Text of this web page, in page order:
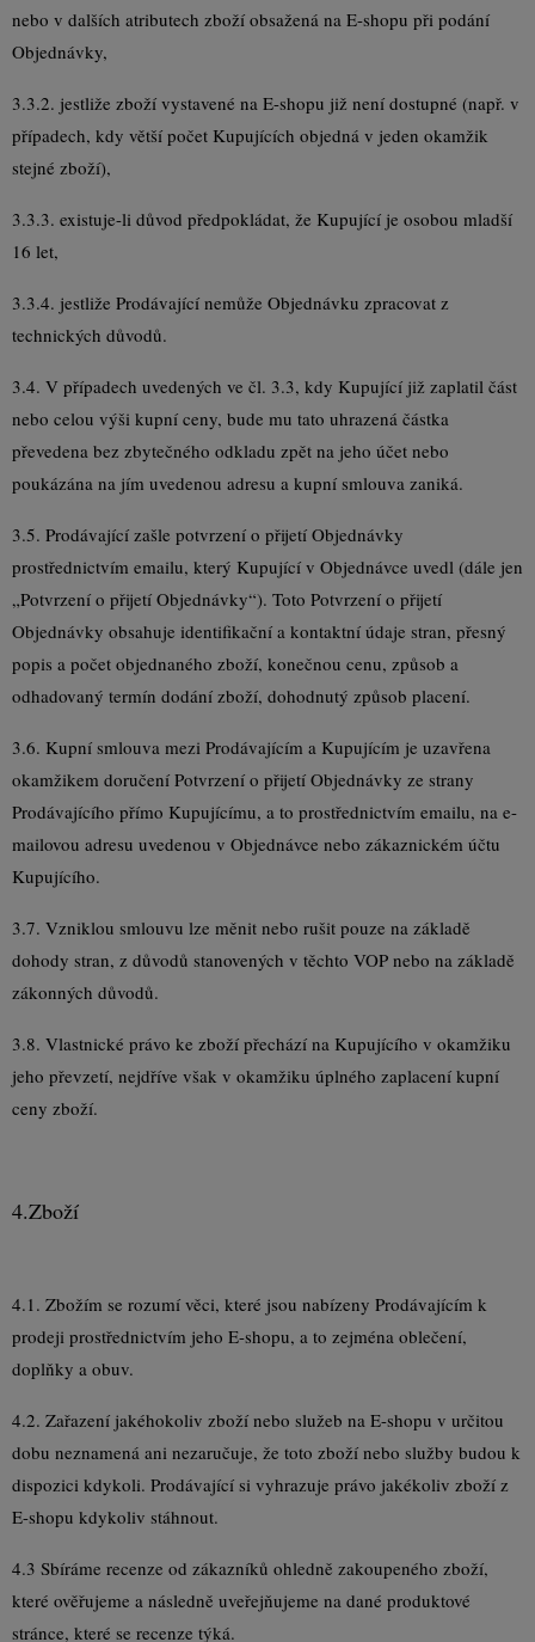
nebo v dalších atributech zboží obsažená na E-shopu při podání
Objednávky,
3.3.2. jestliže zboží vystavené na E-shopu již není dostupné (např. v
případech, kdy větší počet Kupujících objedná v jeden okamžik
stejné zboží),
3.3.3. existuje-li důvod předpokládat, že Kupující je osobou mladší
16 let,
3.3.4. jestliže Prodávající nemůže Objednávku zpracovat z
technických důvodů.
3.4. V případech uvedených ve čl. 3.3, kdy Kupující již zaplatil část
nebo celou výši kupní ceny, bude mu tato uhrazená částka
převedena bez zbytečného odkladu zpět na jeho účet nebo
poukázána na jím uvedenou adresu a kupní smlouva zaniká.
3.5. Prodávající zašle potvrzení o přijetí Objednávky
prostřednictvím emailu, který Kupující v Objednávce uvedl (dále jen
„Potvrzení o přijetí Objednávky“). Toto Potvrzení o přijetí
Objednávky obsahuje identifikační a kontaktní údaje stran, přesný
popis a počet objednaného zboží, konečnou cenu, způsob a
odhadovaný termín dodání zboží, dohodnutý způsob placení.
3.6. Kupní smlouva mezi Prodávajícím a Kupujícím je uzavřena
okamžikem doručení Potvrzení o přijetí Objednávky ze strany
Prodávajícího přímo Kupujícímu, a to prostřednictvím emailu, na e-
mailovou adresu uvedenou v Objednávce nebo zákaznickém účtu
Kupujícího.
3.7. Vzniklou smlouvu lze měnit nebo rušit pouze na základě
dohody stran, z důvodů stanovených v těchto VOP nebo na základě
zákonných důvodů.
3.8. Vlastnické právo ke zboží přechází na Kupujícího v okamžiku
jeho převzetí, nejdříve však v okamžiku úplného zaplacení kupní
ceny zboží.
4.Zboží
4.1. Zbožím se rozumí věci, které jsou nabízeny Prodávajícím k
prodeji prostřednictvím jeho E-shopu, a to zejména oblečení,
doplňky a obuv.
4.2. Zařazení jakéhokoliv zboží nebo služeb na E-shopu v určitou
dobu neznamená ani nezaručuje, že toto zboží nebo služby budou k
dispozici kdykoli. Prodávající si vyhrazuje právo jakékoliv zboží z
E-shopu kdykoliv stáhnout.
4.3 Sbíráme recenze od zákazníků ohledně zakoupeného zboží,
které ověřujeme a následně uveřejňujeme na dané produktové
stránce, které se recenze týká.